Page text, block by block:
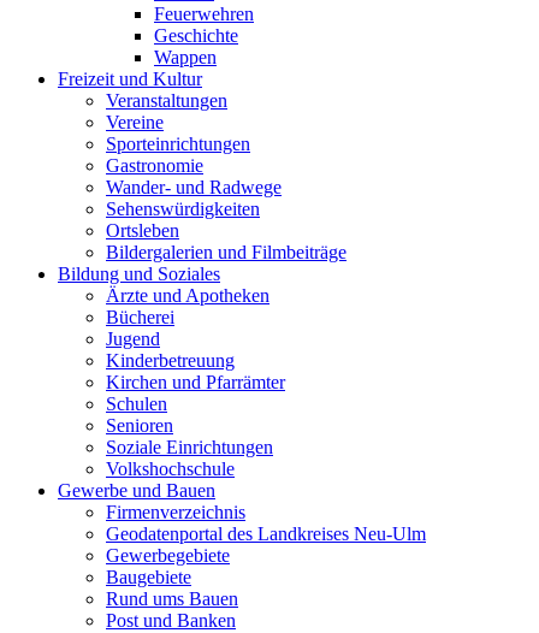
Feuerwehren
Geschichte
Wappen
Freizeit und Kultur
Veranstaltungen
Vereine
Sporteinrichtungen
Gastronomie
Wander- und Radwege
Sehenswürdigkeiten
Ortsleben
Bildergalerien und Filmbeiträge
Bildung und Soziales
Ärzte und Apotheken
Bücherei
Jugend
Kinderbetreuung
Kirchen und Pfarrämter
Schulen
Senioren
Soziale Einrichtungen
Volkshochschule
Gewerbe und Bauen
Firmenverzeichnis
Geodatenportal des Landkreises Neu-Ulm
Gewerbegebiete
Baugebiete
Rund ums Bauen
Post und Banken